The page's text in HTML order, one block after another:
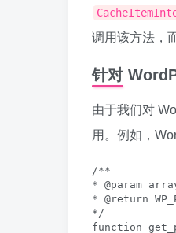
调用该方法，
针对
由于我们对
用。例如，
/**
* @param
* @return
*/